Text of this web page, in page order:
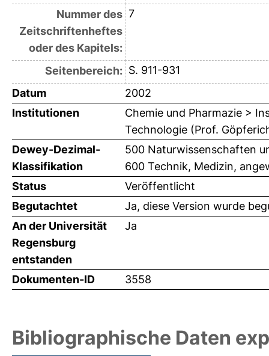
Nummer des
Zeitschriftenheftes
oder des Kapitels:
7
Seitenbereich: S. 911-931
Datum
2002
Institutionen
Chemie und Pharmazie >
Technologie (Prof.
Dewey-Dezimal-
Klassifikation
500 Naturwissenschaften
600 Technik, Medizin,
Status
Veröffentlicht
Begutachtet
Ja, diese Version wurde
An der Universität
Regensburg
entstanden
Ja
Dokumenten-ID 3558
Bibliographische Daten